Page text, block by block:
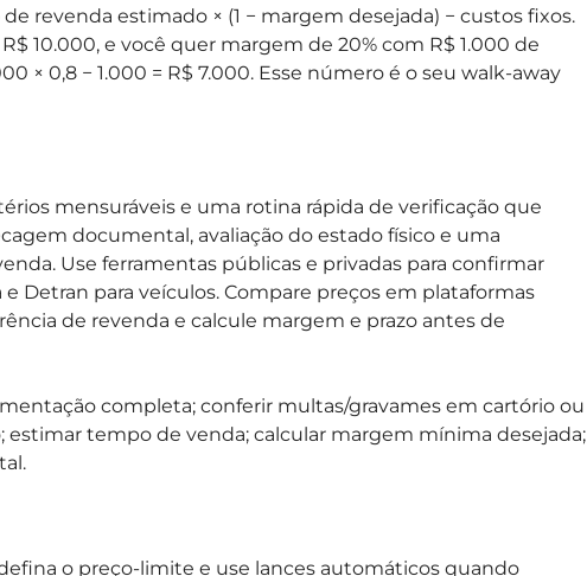
revenda estimado × (1 − margem desejada) − custos fixos.
10.000, e você quer margem de 20% com R$ 1.000 de
× 0,8 − 1.000 = R$ 7.000. Esse número é o seu walk-away
mensuráveis e uma rotina rápida de verificação que
documental, avaliação do estado físico e uma
Use ferramentas públicas e privadas para confirmar
e Detran para veículos. Compare preços em plataformas
de revenda e calcule margem e prazo antes de
completa; conferir multas/gravames em cartório ou
estimar tempo de venda; calcular margem mínima desejada;
o preço-limite e use lances automáticos quando